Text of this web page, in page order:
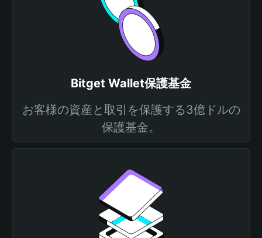
Bitget Wallet保護基金
お客様の資産と取引を保護する3億ドルの
保護基金。